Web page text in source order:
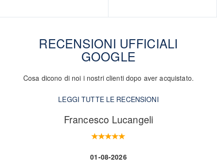
RECENSIONI UFFICIALI
GOOGLE
Cosa dicono di noi i nostri clienti dopo aver acquistato.
LEGGI TUTTE LE RECENSIONI
Francesco Lucangeli
01-08-2026